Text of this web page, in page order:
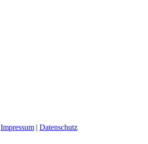
Impressum | Datenschutz